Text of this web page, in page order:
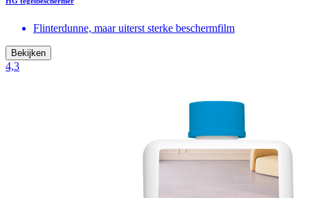
Flinterdunne, maar uiterst sterke beschermfilm
Bekijken
4,3